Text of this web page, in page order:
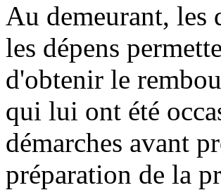
Au demeurant, les
les dépens
d'obtenir le
qui lui ont été
démarches avant
préparation de la